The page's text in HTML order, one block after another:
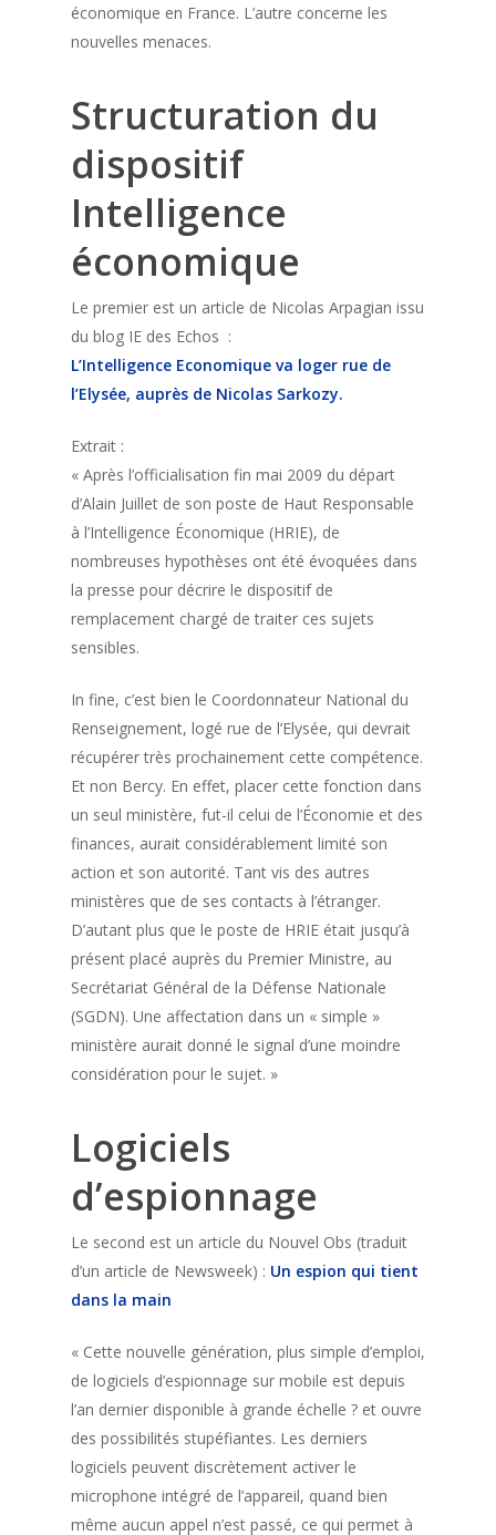
économique en France. L’autre concerne les
nouvelles menaces.
Structuration du
dispositif
Intelligence
économique
Le premier est un article de Nicolas Arpagian issu
du blog IE des Echos :
L’Intelligence Economique va loger rue de
l’Elysée, auprès de Nicolas Sarkozy.
Extrait :
« Après l’officialisation fin mai 2009 du départ
d’Alain Juillet de son poste de Haut Responsable
à l’Intelligence Économique (HRIE), de
nombreuses hypothèses ont été évoquées dans
la presse pour décrire le dispositif de
remplacement chargé de traiter ces sujets
sensibles.
In fine, c’est bien le Coordonnateur National du
Renseignement, logé rue de l’Elysée, qui devrait
récupérer très prochainement cette compétence.
Et non Bercy. En effet, placer cette fonction dans
un seul ministère, fut-il celui de l’Économie et des
finances, aurait considérablement limité son
action et son autorité. Tant vis des autres
ministères que de ses contacts à l’étranger.
D’autant plus que le poste de HRIE était jusqu’à
présent placé auprès du Premier Ministre, au
Secrétariat Général de la Défense Nationale
(SGDN). Une affectation dans un « simple »
ministère aurait donné le signal d’une moindre
considération pour le sujet. »
Logiciels
d’espionnage
Le second est un article du Nouvel Obs (traduit
d’un article de Newsweek) : Un espion qui tient
dans la main
« Cette nouvelle génération, plus simple d’emploi,
de logiciels d’espionnage sur mobile est depuis
l’an dernier disponible à grande échelle ? et ouvre
des possibilités stupéfiantes. Les derniers
logiciels peuvent discrètement activer le
microphone intégré de l’appareil, quand bien
même aucun appel n’est passé, ce qui permet à